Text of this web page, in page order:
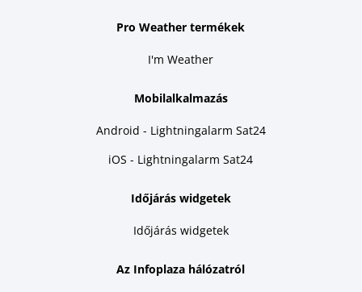
Pro Weather termékek
I'm Weather
Mobilalkalmazás
Android - Lightningalarm Sat24
iOS - Lightningalarm Sat24
Időjárás widgetek
Időjárás widgetek
Az Infoplaza hálózatról